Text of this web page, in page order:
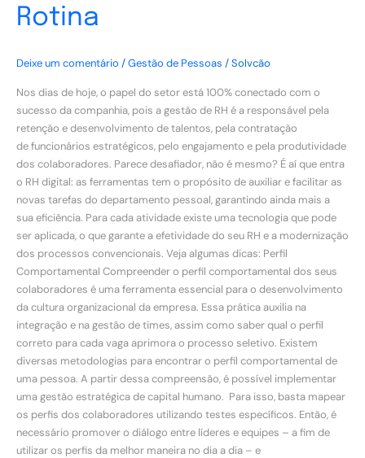
Rotina
Deixe um comentário /Gestão de Pessoas /Solvcão
Nos dias de hoje, o papel do setor está 100% conectado com o
sucesso da companhia, pois a gestão de RH é a responsável pela
retenção e desenvolvimento de talentos, pela contratação
de funcionários estratégicos, pelo engajamento e pela produtividade
dos colaboradores. Parece desafiador, não é mesmo? É aí que entra
o RH digital: as ferramentas tem o propósito de auxiliar e facilitar as
novas tarefas do departamento pessoal, garantindo ainda mais a
sua eficiência. Para cada atividade existe uma tecnologia que pode
ser aplicada, o que garante a efetividade do seu RH e a modernização
dos processos convencionais. Veja algumas dicas: Perfil
Comportamental Compreender o perfil comportamental dos seus
colaboradores é uma ferramenta essencial para o desenvolvimento
da cultura organizacional da empresa. Essa prática auxilia na
integração e na gestão de times, assim como saber qual o perfil
correto para cada vaga aprimora o processo seletivo. Existem
diversas metodologias para encontrar o perfil comportamental de
uma pessoa. A partir dessa compreensão, é possível implementar
uma gestão estratégica de capital humano. Para isso, basta mapear
os perfis dos colaboradores utilizando testes específicos. Então, é
necessário promover o diálogo entre líderes e equipes – a fim de
utilizar os perfis da melhor maneira no dia a dia – e